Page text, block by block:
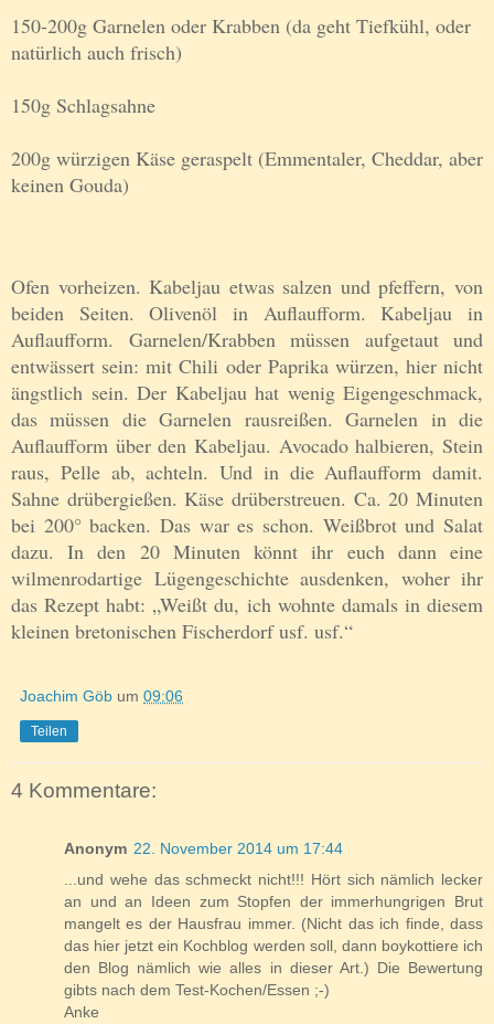
150-200g Garnelen oder Krabben (da geht Tiefkühl, oder
natürlich auch frisch)
150g Schlagsahne
200g würzigen Käse geraspelt (Emmentaler, Cheddar, aber
keinen Gouda)
Ofen vorheizen. Kabeljau etwas salzen und pfeffern, von
beiden Seiten. Olivenöl in Auflaufform. Kabeljau in
Auflaufform. Garnelen/Krabben müssen aufgetaut und
entwässert sein: mit Chili oder Paprika würzen, hier nicht
ängstlich sein. Der Kabeljau hat wenig Eigengeschmack,
das müssen die Garnelen rausreißen. Garnelen in die
Auflaufform über den Kabeljau. Avocado halbieren, Stein
raus, Pelle ab, achteln. Und in die Auflaufform damit.
Sahne drübergießen. Käse drüberstreuen. Ca. 20 Minuten
bei 200° backen. Das war es schon. Weißbrot und Salat
dazu. In den 20 Minuten könnt ihr euch dann eine
wilmenrodartige Lügengeschichte ausdenken, woher ihr
das Rezept habt: „Weißt du, ich wohnte damals in diesem
kleinen bretonischen Fischerdorf usf. usf.“
Joachim Göb um 09:06
Teilen
4 Kommentare:
Anonym 22. November 2014 um 17:44
...und wehe das schmeckt nicht!!! Hört sich nämlich lecker
an und an Ideen zum Stopfen der immerhungrigen Brut
mangelt es der Hausfrau immer. (Nicht das ich finde, dass
das hier jetzt ein Kochblog werden soll, dann boykottiere ich
den Blog nämlich wie alles in dieser Art.) Die Bewertung
gibts nach dem Test-Kochen/Essen ;-)
Anke